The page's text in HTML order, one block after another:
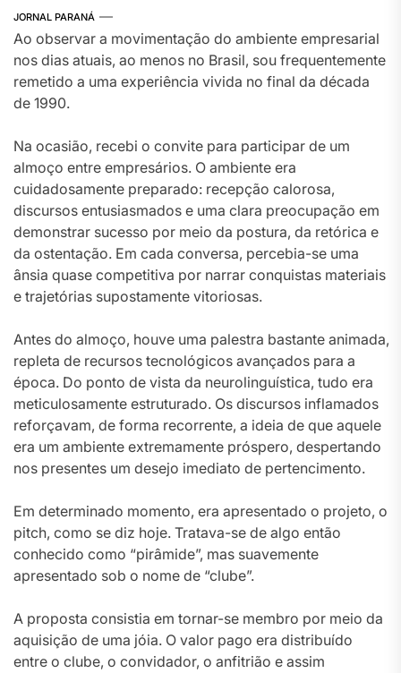
JORNAL PARANÁ
Ao observar a movimentação do ambiente empresarial
nos dias atuais, ao menos no Brasil, sou frequentemente
remetido a uma experiência vivida no final da década
de 1990.
Na ocasião, recebi o convite para participar de um
almoço entre empresários. O ambiente era
cuidadosamente preparado: recepção calorosa,
discursos entusiasmados e uma clara preocupação em
demonstrar sucesso por meio da postura, da retórica e
da ostentação. Em cada conversa, percebia-se uma
ânsia quase competitiva por narrar conquistas materiais
e trajetórias supostamente vitoriosas.
Antes do almoço, houve uma palestra bastante animada,
repleta de recursos tecnológicos avançados para a
época. Do ponto de vista da neurolinguística, tudo era
meticulosamente estruturado. Os discursos inflamados
reforçavam, de forma recorrente, a ideia de que aquele
era um ambiente extremamente próspero, despertando
nos presentes um desejo imediato de pertencimento.
Em determinado momento, era apresentado o projeto, o
pitch, como se diz hoje. Tratava-se de algo então
conhecido como “pirâmide”, mas suavemente
apresentado sob o nome de “clube”.
A proposta consistia em tornar-se membro por meio da
aquisição de uma jóia. O valor pago era distribuído
entre o clube, o convidador, o anfitrião e assim